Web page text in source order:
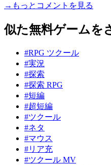
→もっとコメントを見る
似た無料ゲームを
#RPG ツクール
#実況
#探索
#探索 RPG
#短編
#超短編
#ツクール
#ネタ
#マウス
#リア充
#ツクール MV